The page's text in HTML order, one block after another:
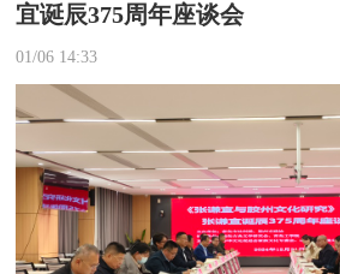
宜诞辰375周年座谈会
01/06 14:33